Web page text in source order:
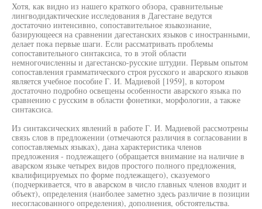
Хотя, как видно из нашего краткого обзора, сравнительные
лингводидактические исследования в Дагестане ведутся
достаточно интенсивно, сопоставительное языкознание,
базирующееся на сравнении дагестанских языков с иностранными,
делает пока первые шаги. Если рассматривать проблемы
сопоставительного синтаксиса, то в этой области
немногочисленны и дагестанско-русские штудии. Первым опытом
сопоставления грамматического строя русского и аварского языков
является учебное пособие Г. И. Мадиевой [1959], в котором
достаточно подробно освещены особенности аварского языка по
сравнению с русским в области фонетики, морфологии, а также
синтаксиса.
Из синтаксических явлений в работе Г. И. Мадиевой рассмотрены
связь слов в предложении (отмечаются различия в согласовании в
сопоставляемых языках), дана характеристика членов
предложения - подлежащего (обращается внимание на наличие в
аварском языке четырех видов простого полного предложения,
квалифицируемых по форме подлежащего), сказуемого
(подчеркивается, что в аварском в число главных членов входит и
объект), определения (наиболее заметно здесь различие в позиции
несогласованного определения), дополнения, обстоятельства.